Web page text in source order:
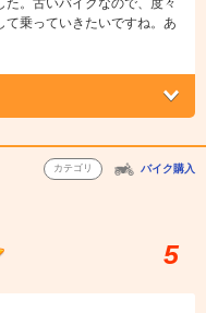
。古いバイクなので、度々
て乗っていきたいですね。あ
カテゴリ バイク購入
5